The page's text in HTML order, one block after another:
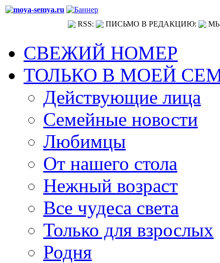
RSS: ПИСЬМО В РЕДАКЦИЮ:
СВЕЖИЙ НОМЕР
ТОЛЬКО В МОЕЙ
Действующие лица
Семейные новости
Любимцы
От нашего стола
Нежный возраст
Все чудеса света
Только для взрослых
Родня